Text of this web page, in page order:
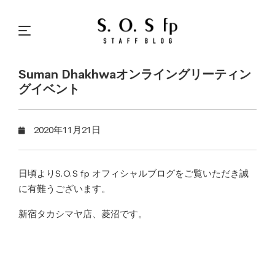
Suman Dhakhwaオンライングリーティン
グイベント
2020年11月21日
日頃よりS.O.S fp オフィシャルブログをご覧いただき誠
に有難うございます。
新宿タカシマヤ店、菱沼です。